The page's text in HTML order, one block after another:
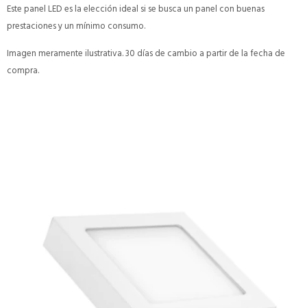
Este panel LED es la elección ideal si se busca un panel con buenas
prestaciones y un mínimo consumo.
Imagen meramente ilustrativa. 30 días de cambio a partir de la fecha de
compra.